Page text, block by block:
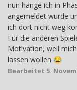
nun hänge ich in
angemeldet wurde
ich dort nicht weg
Für die anderen
Motivation, weil
lassen wollen 😂
Bearbeitet 5.